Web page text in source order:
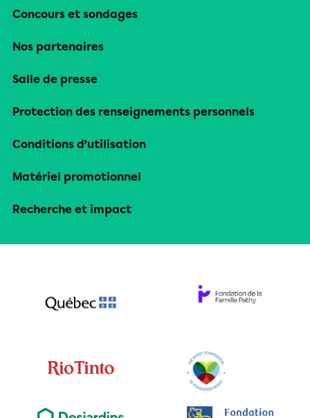
Concours et sondages
Nos partenaires
Salle de presse
Protection des renseignements personnels
Conditions d’utilisation
Matériel promotionnel
Recherche et impact